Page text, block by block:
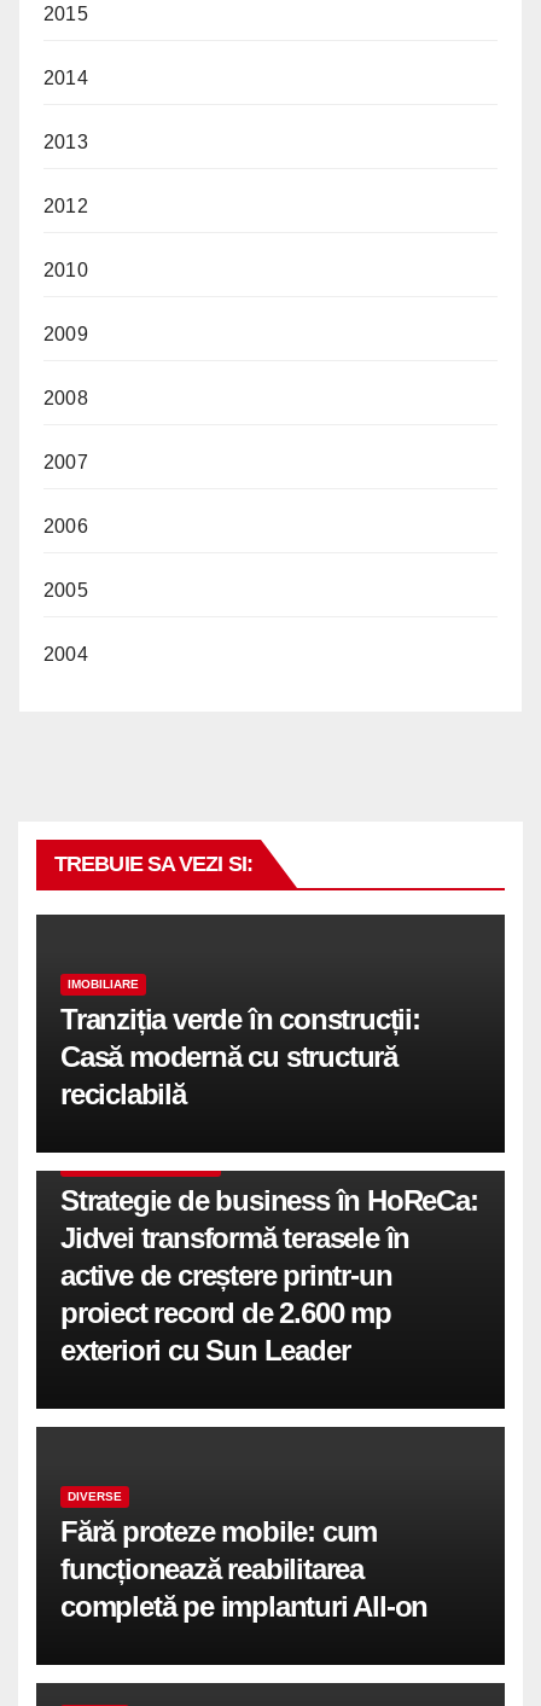
2015
2014
2013
2012
2010
2009
2008
2007
2006
2005
2004
TREBUIE SA VEZI SI:
IMOBILIARE
Tranziția verde în construcții:
Casă modernă cu structură
reciclabilă
Strategie de business în HoReCa:
Jidvei transformă terasele în
active de creștere printr-un
proiect record de 2.600 mp
exteriori cu Sun Leader
DIVERSE
Fără proteze mobile: cum
funcționează reabilitarea
completă pe implanturi All-on